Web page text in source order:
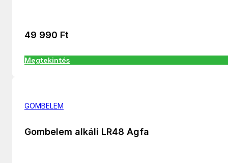
49 990 Ft
Megtekintés
GOMBELEM
Gombelem alkáli LR48 Agfa